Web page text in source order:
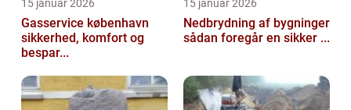
15 januar 2026
Gasservice københavn
sikkerhed, komfort og
bespar...
15 januar 2026
Nedbrydning af bygninger
sådan foregår en sikker ...